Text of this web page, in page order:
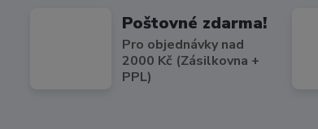
Poštovné zdarma!
Pro objednávky nad
2000 Kč (Zásilkovna +
PPL)